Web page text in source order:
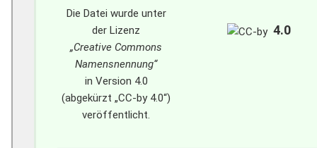
Die Datei wurde unter
der Lizenz
„Creative Commons
Namensnennung“
in Version 4.0
(abgekürzt „CC-by 4.0“)
veröffentlicht.
4.0